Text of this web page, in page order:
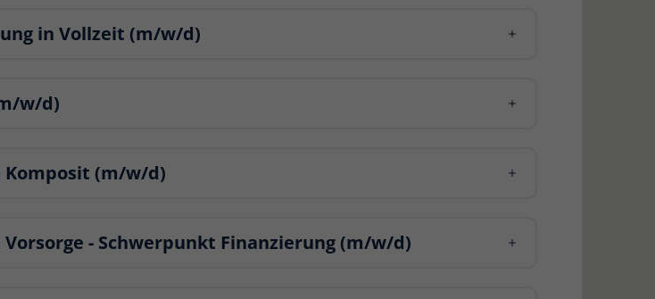
in Vollzeit (m/w/d)
w/d)
(m/w/d)
- Schwerpunkt Finanzierung (m/w/d)